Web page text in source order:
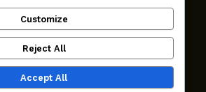
Participer
CultureK
Contact
Customize
Reject All
Accept All